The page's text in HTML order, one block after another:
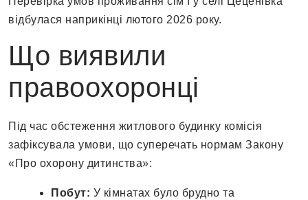
відбулася наприкінці лютого 2026 року.
Що виявили
правоохоронці
Під час обстеження житлового будинку комісія
зафіксувала умови, що суперечать нормам Закону
«Про охорону дитинства»:
Побут: У кімнатах було брудно та